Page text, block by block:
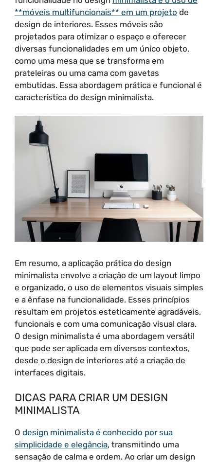
**móveis multifuncionais** em um projeto de
design de interiores. Esses móveis são
projetados para otimizar o espaço e oferecer
diversas funcionalidades em um único objeto,
como uma mesa que se transforma em
prateleiras ou uma cama com gavetas
embutidas. Essa abordagem prática e funcional é
característica do design minimalista.
Em resumo, a aplicação prática do design
minimalista envolve a criação de um layout limpo
e organizado, o uso de elementos visuais simples
e a ênfase na funcionalidade. Esses princípios
resultam em projetos esteticamente agradáveis,
funcionais e com uma comunicação visual clara.
O design minimalista é uma abordagem versátil
que pode ser aplicada em diversos contextos,
desde o design de interiores até a criação de
interfaces digitais.
DICAS PARA CRIAR UM DESIGN
MINIMALISTA
O design minimalista é conhecido por sua
simplicidade e elegância, transmitindo uma
sensação de calma e ordem. Ao criar um design